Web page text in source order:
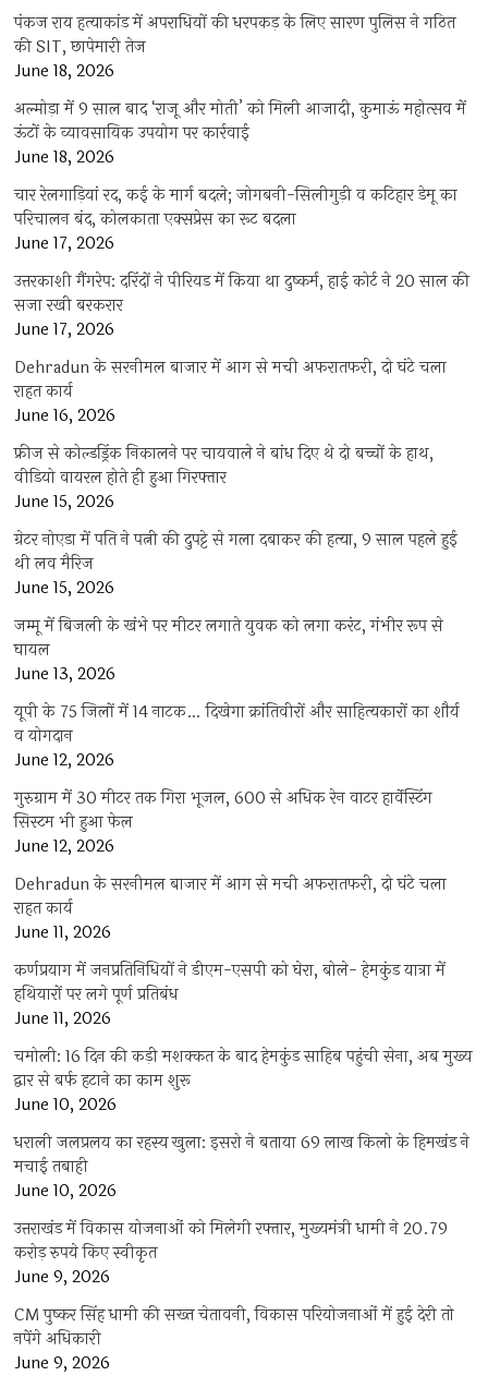
पंकज राय हत्याकांड में अपराधियों की धरपकड़ के लिए सारण पुलिस ने गठित
की SIT, छापेमारी तेज
June 18, 2026
अल्मोड़ा में 9 साल बाद ‘राजू और मोती’ को मिली आजादी, कुमाऊं महोत्सव में
ऊंटों के व्यावसायिक उपयोग पर कार्रवाई
June 18, 2026
चार रेलगाड़ियां रद, कई के मार्ग बदले; जोगबनी-सिलीगुड़ी व कटिहार डेमू का
परिचालन बंद, कोलकाता एक्सप्रेस का रूट बदला
June 17, 2026
उत्तरकाशी गैंगरेप: दरिंदों ने पीरियड में किया था दुष्कर्म, हाई कोर्ट ने 20 साल की
सजा रखी बरकरार
June 17, 2026
Dehradun के सरनीमल बाजार में आग से मची अफरातफरी, दो घंटे चला
राहत कार्य
June 16, 2026
फ्रीज से कोल्डड्रिंक निकालने पर चायवाले ने बांध दिए थे दो बच्चों के हाथ,
वीडियो वायरल होते ही हुआ गिरफ्तार
June 15, 2026
ग्रेटर नोएडा में पति ने पत्नी की दुपट्टे से गला दबाकर की हत्या, 9 साल पहले हुई
थी लव मैरिज
June 15, 2026
जम्मू में बिजली के खंभे पर मीटर लगाते युवक को लगा करंट, गंभीर रूप से
घायल
June 13, 2026
यूपी के 75 जिलों में 14 नाटक… दिखेगा क्रांतिवीरों और साहित्यकारों का शौर्य
व योगदान
June 12, 2026
गुरुग्राम में 30 मीटर तक गिरा भूजल, 600 से अधिक रेन वाटर हार्वेस्टिंग
सिस्टम भी हुआ फेल
June 12, 2026
Dehradun के सरनीमल बाजार में आग से मची अफरातफरी, दो घंटे चला
राहत कार्य
June 11, 2026
कर्णप्रयाग में जनप्रतिनिधियों ने डीएम-एसपी को घेरा, बोले- हेमकुंड यात्रा में
हथियारों पर लगे पूर्ण प्रतिबंध
June 11, 2026
चमोली: 16 दिन की कड़ी मशक्कत के बाद हेमकुंड साहिब पहुंची सेना, अब मुख्य
द्वार से बर्फ हटाने का काम शुरू
June 10, 2026
धराली जलप्रलय का रहस्य खुला: इसरो ने बताया 69 लाख किलो के हिमखंड ने
मचाई तबाही
June 10, 2026
उत्तराखंड में विकास योजनाओं को मिलेगी रफ्तार, मुख्यमंत्री धामी ने 20.79
करोड़ रुपये किए स्वीकृत
June 9, 2026
CM पुष्कर सिंह धामी की सख्त चेतावनी, विकास परियोजनाओं में हुई देरी तो
नपेंगे अधिकारी
June 9, 2026